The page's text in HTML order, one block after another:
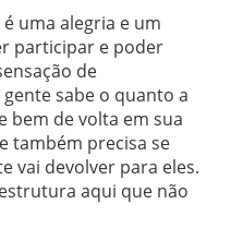
uma alegria e um
participar e poder
de
sabe o quanto a
bem de volta em sua
também precisa se
vai devolver para eles.
aqui que não